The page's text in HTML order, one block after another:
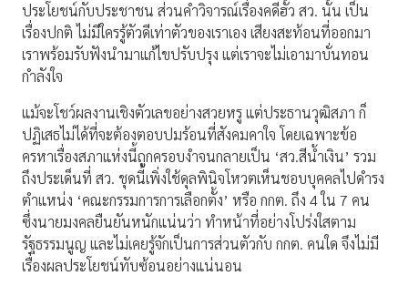
ประโยชน์กับประชาชน ส่วนคำวิจารณ์เรื่องคดีฮั้ว สว. นั้น เป็น
เรื่องปกติ ไม่มีใครรู้ตัวดีเท่าตัวของเราเอง เสียงสะท้อนที่ออกมา
เราพร้อมรับฟังนำมาแก้ไขปรับปรุง แต่เราจะไม่เอามาบั่นทอน
กำลังใจ
แม้จะโชว์ผลงานเชิงตัวเลขอย่างสวยหรู แต่ประธานวุฒิสภา ก็
ปฏิเสธไม่ได้ที่จะต้องตอบปมร้อนที่สังคมคาใจ โดยเฉพาะข้อ
ครหาเรื่องสภาแห่งนี้ถูกครอบงำจนกลายเป็น ‘สว.สีน้ำเงิน’ รวม
ถึงประเด็นที่ สว. ชุดนี้เพิ่งใช้ดุลพินิจโหวตเห็นชอบบุคคลไปดำรง
ตำแหน่ง ‘คณะกรรมการการเลือกตั้ง’ หรือ กกต. ถึง 4 ใน 7 คน
ซึ่งนายมงคลยืนยันหนักแน่นว่า ทำหน้าที่อย่างโปร่งใสตาม
รัฐธรรมนูญ และไม่เคยรู้จักเป็นการส่วนตัวกับ กกต. คนใด จึงไม่มี
เรื่องผลประโยชน์ทับซ้อนอย่างแน่นอน